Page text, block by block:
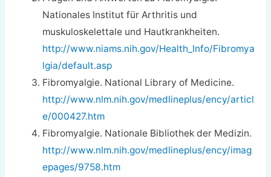
Nationales Institut für Arthritis und
muskuloskelettale und Hautkrankheiten.
http://www.niams.nih.gov/Health_Info/Fibromya
lgia/default.asp
Fibromyalgie. National Library of Medicine.
http://www.nlm.nih.gov/medlineplus/ency/articl
e/000427.htm
Fibromyalgie. Nationale Bibliothek der Medizin.
http://www.nlm.nih.gov/medlineplus/ency/imag
epages/9758.htm